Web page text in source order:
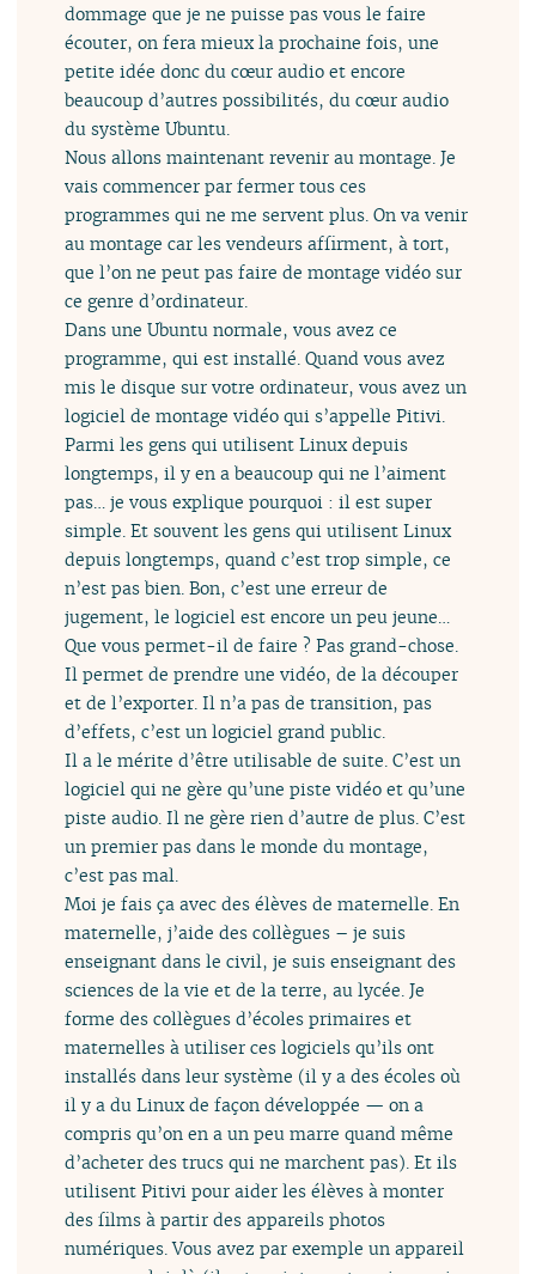
dommage que je ne puisse pas vous le faire
écouter, on fera mieux la prochaine fois, une
petite idée donc du cœur audio et encore
beaucoup d’autres possibilités, du cœur audio
du système Ubuntu.
Nous allons maintenant revenir au montage. Je
vais commencer par fermer tous ces
programmes qui ne me servent plus. On va venir
au montage car les vendeurs affirment, à tort,
que l’on ne peut pas faire de montage vidéo sur
ce genre d’ordinateur.
Dans une Ubuntu normale, vous avez ce
programme, qui est installé. Quand vous avez
mis le disque sur votre ordinateur, vous avez un
logiciel de montage vidéo qui s’appelle Pitivi.
Parmi les gens qui utilisent Linux depuis
longtemps, il y en a beaucoup qui ne l’aiment
pas… je vous explique pourquoi : il est super
simple. Et souvent les gens qui utilisent Linux
depuis longtemps, quand c’est trop simple, ce
n’est pas bien. Bon, c’est une erreur de
jugement, le logiciel est encore un peu jeune…
Que vous permet-il de faire ? Pas grand-chose.
Il permet de prendre une vidéo, de la découper
et de l’exporter. Il n’a pas de transition, pas
d’effets, c’est un logiciel grand public.
Il a le mérite d’être utilisable de suite. C’est un
logiciel qui ne gère qu’une piste vidéo et qu’une
piste audio. Il ne gère rien d’autre de plus. C’est
un premier pas dans le monde du montage,
c’est pas mal.
Moi je fais ça avec des élèves de maternelle. En
maternelle, j’aide des collègues – je suis
enseignant dans le civil, je suis enseignant des
sciences de la vie et de la terre, au lycée. Je
forme des collègues d’écoles primaires et
maternelles à utiliser ces logiciels qu’ils ont
installés dans leur système (il y a des écoles où
il y a du Linux de façon développée — on a
compris qu’on en a un peu marre quand même
d’acheter des trucs qui ne marchent pas). Et ils
utilisent Pitivi pour aider les élèves à monter
des films à partir des appareils photos
numériques. Vous avez par exemple un appareil